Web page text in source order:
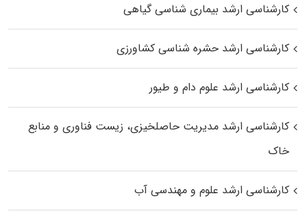
کارشناسی ارشد بیماری‌ شناسی گیاهی
کارشناسی ارشد حشره‌ شناسی کشاورزی
کارشناسی ارشد علوم دام و طیور
کارشناسی ارشد مدیریت حاصلخیزی، زیست فناوری و منابع
خاک
کارشناسی ارشد علوم و مهندسی آب